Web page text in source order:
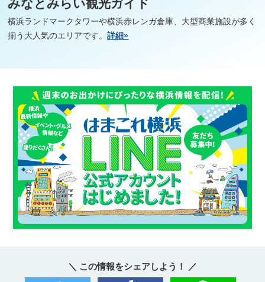
みなとみらい観光ガイド
横浜ランドマークタワーや横浜赤レンガ倉庫、大型商業施設が多く
揃う大人気のエリアです。詳細»
＼ この情報をシェアしよう！ ／